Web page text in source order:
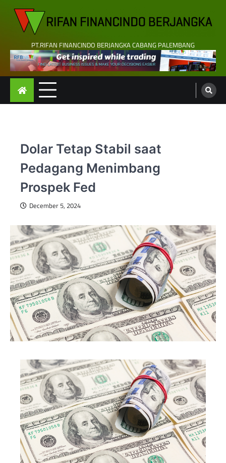
content
PT.RIFAN FINANCINDO BERJANGKA CABANG PALEMBANG
Dolar Tetap Stabil saat
Pedagang Menimbang
Prospek Fed
December 5, 2024